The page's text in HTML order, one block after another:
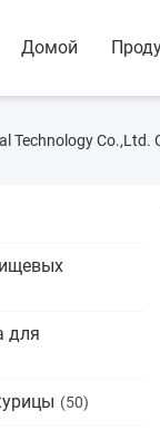
Домой
Technology Co.,Ltd.
для
(50)